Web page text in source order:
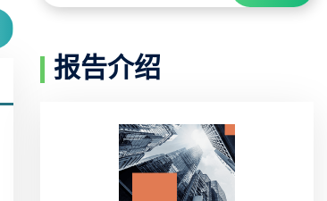
报告介绍